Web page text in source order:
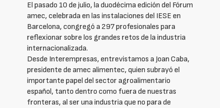
El pasado 10 de julio, la duodécima edición del Fórum
amec, celebrada en las instalaciones del IESE en
Barcelona, congregó a 297 profesionales para
reflexionar sobre los grandes retos de la industria
internacionalizada.
Desde Interempresas, entrevistamos a Joan Caba,
presidente de amec alimentec, quien subrayó el
importante papel del sector agroalimentario
español, tanto dentro como fuera de nuestras
fronteras, al ser una industria que no para de